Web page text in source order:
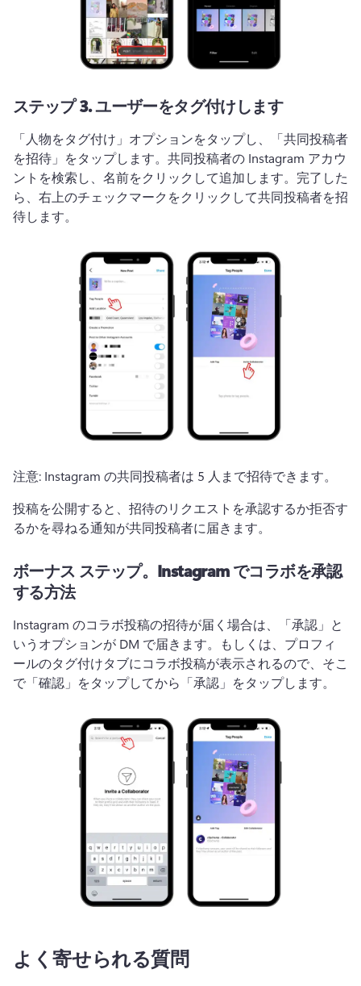
ステップ 3.ユーザーをタグ付けします
「人物をタグ付け」オプションをタップし、「共同投稿者
を招待」をタップします。 共同投稿者の Instagram アカウ
ントを検索し、名前をクリックして追加します。 完了した
ら、右上のチェックマークをクリックして共同投稿者を招
待します。
注意: Instagram の共同投稿者は 5 人まで招待できます。
投稿を公開すると、招待のリクエストを承認するか拒否す
るかを尋ねる通知が共同投稿者に届きます。
ボーナス ステップ。 Instagram でコラボを承認
する方法
Instagram のコラボ投稿の招待が届く場合は、「承認」と
いうオプションが DM で届きます。
もしくは、プロフィ
ールのタグ付けタブにコラボ投稿が表示されるので、そこ
で「確認」をタップしてから「承認」をタップします。
よく寄せられる質問